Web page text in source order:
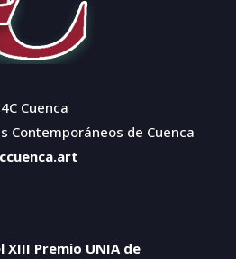
4C Cuenca
Contemporáneos de Cuenca
XIII Premio UNIA de